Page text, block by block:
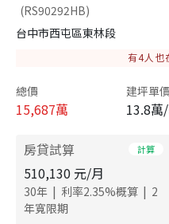
(RS90292HB)
台中市西屯區東林段
有4人也
總價
15,687萬
建坪單價
13.8萬
房貸試算 計算
510,130 元/月
30年 | 利率2.35%概算 | 2
年寬限期